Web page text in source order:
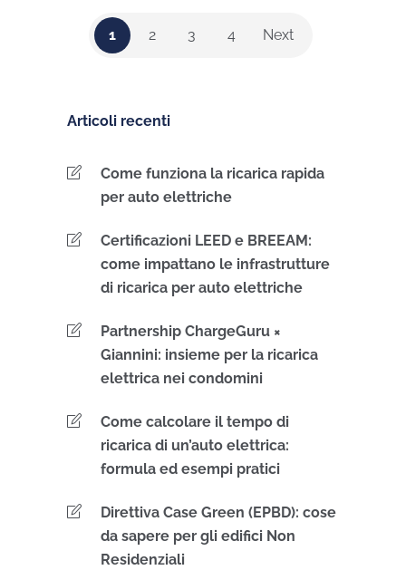
1 2 3 4 Next
Articoli recenti
Come funziona la ricarica rapida
per auto elettriche
Certificazioni LEED e BREEAM:
come impattano le infrastrutture
di ricarica per auto elettriche
Partnership ChargeGuru ×
Giannini: insieme per la ricarica
elettrica nei condomini
Come calcolare il tempo di
ricarica di un’auto elettrica:
formula ed esempi pratici
Direttiva Case Green (EPBD): cose
da sapere per gli edifici Non
Residenziali